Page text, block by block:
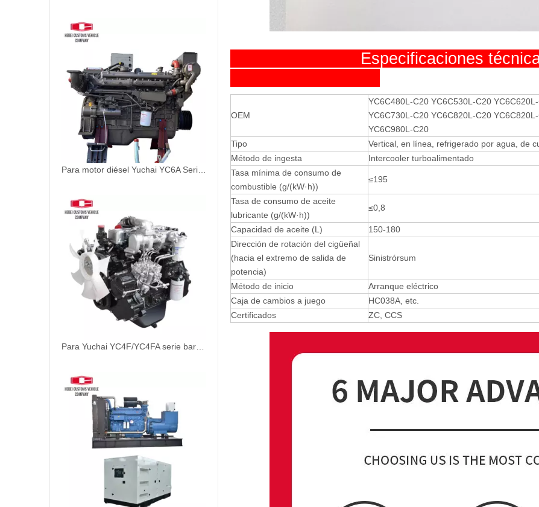
Especificaciones
OEM
YC6C480L-C20 YC6C530L-C20
YC6C730L-C20 YC6C820L-C20
YC6C980L-C20
Tipo
Vertical, en línea, refrigerado por agua, de
Método de ingesta
Intercooler turboalimentado
Tasa mínima de consumo de
combustible (g/(kW·h))
≤195
Tasa de consumo de aceite
lubricante (g/(kW·h))
≤0,8
Capacidad de aceite (L)
150-180
Dirección de rotación del cigüeñal
(hacia el extremo de salida de
potencia)
Sinistrórsum
Método de inicio
Arranque eléctrico
Caja de cambios a juego
HC038A, etc.
Certificados
ZC, CCS